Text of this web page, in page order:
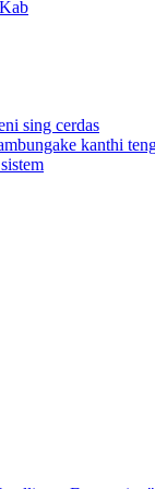
sing cerdas
kanthi